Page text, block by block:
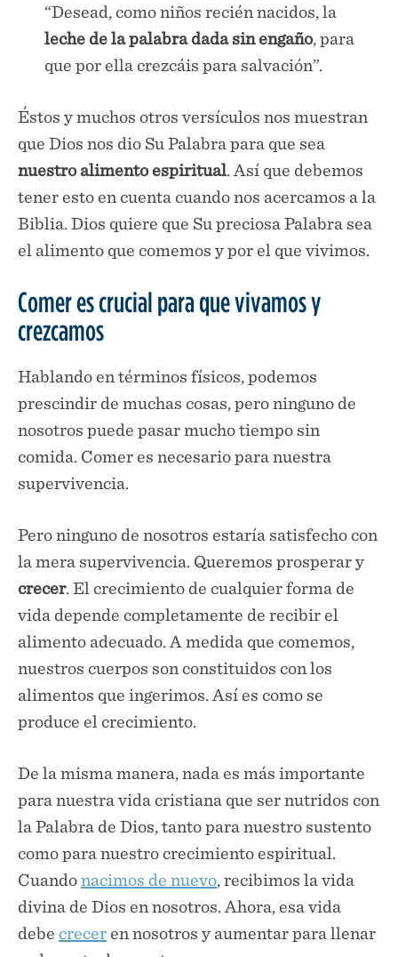
“Desead, como niños recién nacidos, la
leche de la palabra dada sin engaño, para
que por ella crezcáis para salvación”.
Éstos y muchos otros versículos nos muestran
que Dios nos dio Su Palabra para que sea
nuestro alimento espiritual. Así que debemos
tener esto en cuenta cuando nos acercamos a la
Biblia. Dios quiere que Su preciosa Palabra sea
el alimento que comemos y por el que vivimos.
Comer es crucial para que vivamos y
crezcamos
Hablando en términos físicos, podemos
prescindir de muchas cosas, pero ninguno de
nosotros puede pasar mucho tiempo sin
comida. Comer es necesario para nuestra
supervivencia.
Pero ninguno de nosotros estaría satisfecho con
la mera supervivencia. Queremos prosperar y
crecer. El crecimiento de cualquier forma de
vida depende completamente de recibir el
alimento adecuado. A medida que comemos,
nuestros cuerpos son constituidos con los
alimentos que ingerimos. Así es como se
produce el crecimiento.
De la misma manera, nada es más importante
para nuestra vida cristiana que ser nutridos con
la Palabra de Dios, tanto para nuestro sustento
como para nuestro crecimiento espiritual.
Cuandonacimos de nuevo, recibimos la vida
divina de Dios en nosotros. Ahora, esa vida
debe creceren nosotros y aumentar para llenar